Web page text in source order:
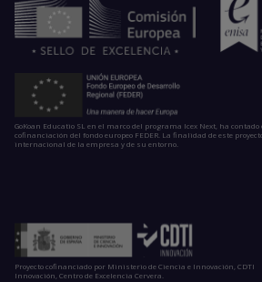
GoKoan Educatio SL en el marco del programa Icex Next, ha contado
cofinanciación del fondo europeo FEDER. La finalidad de este
internacional de la empresa y de su entorno.
Proyecto cofinanciado por Ministerio de Ciencia e Innovación, CDTI
Innovación, Centro de Excelencia Cervera.